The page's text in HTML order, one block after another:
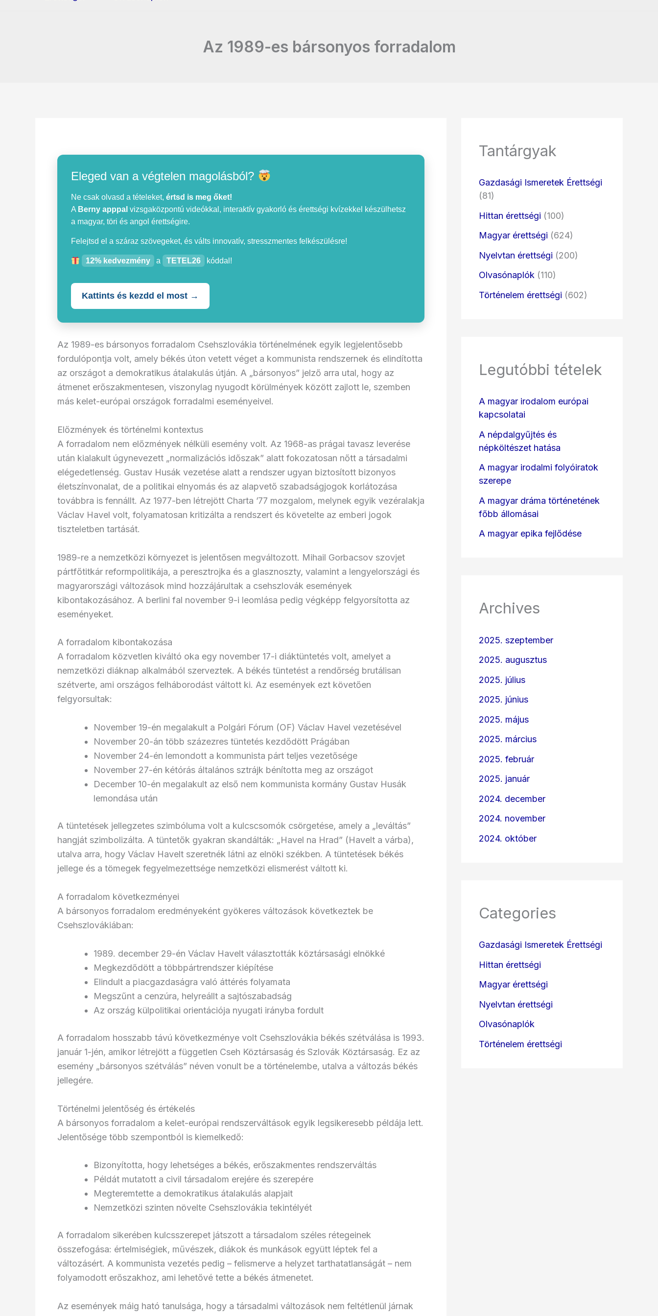
Az 1989-es bársonyos forradalom
Eleged van a végtelen magolásból?
Ne csak olvasd a tételeket, értsd is meg őket!
A Berny apppal vizsgaközpontú videókkal, interaktív gyakorló és érettségi kvízekkel készülhetsz
a magyar, töri és angol érettségire.
Felejtsd el a száraz szövegeket, és válts innovatív, stresszmentes felkészülésre!
12% kedvezmény a TETEL26 kóddal!
Kattints és kezdd el most →
Az 1989-es bársonyos forradalom Csehszlovákia történelmének egyik legjelentősebb
fordulópontja volt, amely békés úton vetett véget a kommunista rendszernek és elindította
az országot a demokratikus átalakulás útján. A „bársonyos” jelző arra utal, hogy az
átmenet erőszakmentesen, viszonylag nyugodt körülmények között zajlott le, szemben
más kelet-európai országok forradalmi eseményeivel.
Előzmények és történelmi kontextus
A forradalom nem előzmények nélküli esemény volt. Az 1968-as prágai tavasz leverése
után kialakult úgynevezett „normalizációs időszak” alatt fokozatosan nőtt a társadalmi
elégedetlenség. Gustav Husák vezetése alatt a rendszer ugyan biztosított bizonyos
életszínvonalat, de a politikai elnyomás és az alapvető szabadságjogok korlátozása
továbbra is fennállt. Az 1977-ben létrejött Charta ’77 mozgalom, melynek egyik vezéralakja
Václav Havel volt, folyamatosan kritizálta a rendszert és követelte az emberi jogok
tiszteletben tartását.
1989-re a nemzetközi környezet is jelentősen megváltozott. Mihail Gorbacsov szovjet
pártfőtitkár reformpolitikája, a peresztrojka és a glasznoszty, valamint a lengyelországi és
magyarországi változások mind hozzájárultak a csehszlovák események
kibontakozásához. A berlini fal november 9-i leomlása pedig végképp felgyorsította az
eseményeket.
A forradalom kibontakozása
A forradalom közvetlen kiváltó oka egy november 17-i diáktüntetés volt, amelyet a
nemzetközi diáknap alkalmából szerveztek. A békés tüntetést a rendőrség brutálisan
szétverte, ami országos felháborodást váltott ki. Az események ezt követően
felgyorsultak:
November 19-én megalakult a Polgári Fórum (OF) Václav Havel vezetésével
November 20-án több százezres tüntetés kezdődött Prágában
November 24-én lemondott a kommunista párt teljes vezetősége
November 27-én kétórás általános sztrájk bénította meg az országot
December 10-én megalakult az első nem kommunista kormány Gustav Husák
lemondása után
A tüntetések jellegzetes szimbóluma volt a kulcscsomók csörgetése, amely a „leváltás”
hangját szimbolizálta. A tüntetők gyakran skandálták: „Havel na Hrad” (Havelt a várba),
utalva arra, hogy Václav Havelt szeretnék látni az elnöki székben. A tüntetések békés
jellege és a tömegek fegyelmezettsége nemzetközi elismerést váltott ki.
A forradalom következményei
A bársonyos forradalom eredményeként gyökeres változások következtek be
Csehszlovákiában:
1989. december 29-én Václav Havelt választották köztársasági elnökké
Megkezdődött a többpártrendszer kiépítése
Elindult a piacgazdaságra való áttérés folyamata
Megszűnt a cenzúra, helyreállt a sajtószabadság
Az ország külpolitikai orientációja nyugati irányba fordult
A forradalom hosszabb távú következménye volt Csehszlovákia békés szétválása is 1993.
január 1-jén, amikor létrejött a független Cseh Köztársaság és Szlovák Köztársaság. Ez az
esemény „bársonyos szétválás” néven vonult be a történelembe, utalva a változás békés
jellegére.
Történelmi jelentőség és értékelés
A bársonyos forradalom a kelet-európai rendszerváltások egyik legsikeresebb példája lett.
Jelentősége több szempontból is kiemelkedő:
Bizonyította, hogy lehetséges a békés, erőszakmentes rendszerváltás
Példát mutatott a civil társadalom erejére és szerepére
Megteremtette a demokratikus átalakulás alapjait
Nemzetközi szinten növelte Csehszlovákia tekintélyét
A forradalom sikerében kulcsszerepet játszott a társadalom széles rétegeinek
összefogása: értelmiségiek, művészek, diákok és munkások együtt léptek fel a
változásért. A kommunista vezetés pedig – felismerve a helyzet tarthatatlanságát – nem
folyamodott erőszakhoz, ami lehetővé tette a békés átmenetet.
Az események máig ható tanulsága, hogy a társadalmi változások nem feltétlenül járnak
Tantárgyak
Gazdasági Ismeretek Érettségi
(81)
Hittan érettségi (100)
Magyar érettségi (624)
Nyelvtan érettségi (200)
Olvasónaplók (110)
Történelem érettségi (602)
Legutóbbi tételek
A magyar irodalom európai
kapcsolatai
A népdalgyűjtés és
népköltészet hatása
A magyar irodalmi folyóiratok
szerepe
A magyar dráma történetének
főbb állomásai
A magyar epika fejlődése
Archives
2025. szeptember
2025. augusztus
2025. július
2025. június
2025. május
2025. március
2025. február
2025. január
2024. december
2024. november
2024. október
Categories
Gazdasági Ismeretek Érettségi
Hittan érettségi
Magyar érettségi
Nyelvtan érettségi
Olvasónaplók
Történelem érettségi